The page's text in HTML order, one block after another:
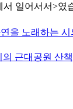
일어서서>였
을 노래하는
근대공원 산